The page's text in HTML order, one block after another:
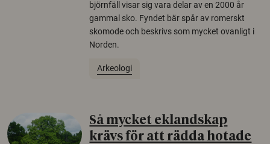
björnfäll visar sig vara delar av en 2000 år
gammal sko. Fyndet bär spår av romerskt
skomode och beskrivs som mycket ovanligt i
Norden.
Arkeologi
Så mycket eklandskap
krävs för att rädda hotade